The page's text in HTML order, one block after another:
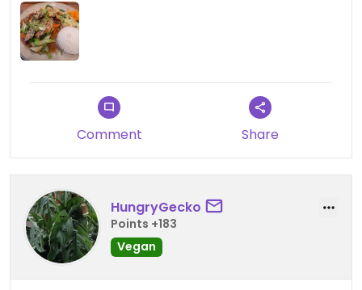
Comment Share
HungryGecko
Points +183
Vegan